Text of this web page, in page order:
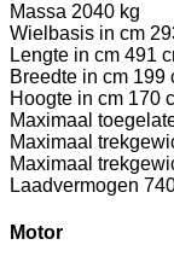
Massa 2040 kg
Wielbasis in cm
Lengte in cm 491
Breedte in cm 199
Hoogte in cm 170
Maximaal
Maximaal
Maximaal
Laadvermogen
Motor